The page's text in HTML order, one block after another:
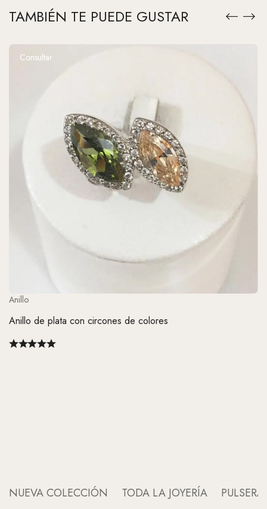
TAMBIÉN TE PUEDE GUSTAR
Consultar
Anillo
Anillo de plata con circones de colores
NUEVA COLECCIÓN TODA LA JOYERÍA